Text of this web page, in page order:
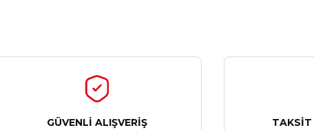
Yorum Yaz
Soru Sor
GÜVENLİ ALIŞVERİŞ
TAKSİT